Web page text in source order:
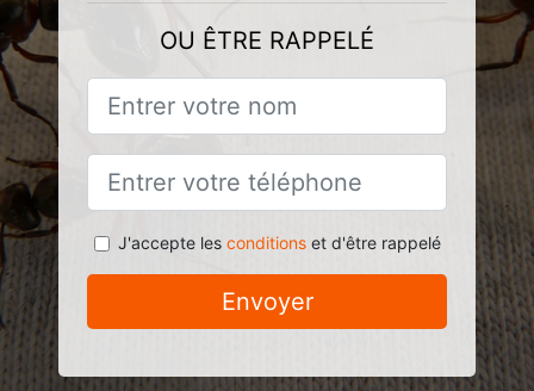
OU ÊTRE RAPPELÉ
J'accepte les conditionset d'être rappelé
Envoyer